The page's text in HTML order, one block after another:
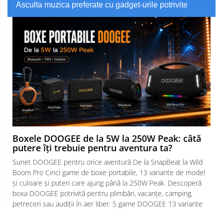
Asculta muzica preferate cu gadget-urile potrivite
Boxele DOOGEE de la 5W la 250W Peak: câtă
putere îți trebuie pentru aventura ta?
Sunet DOOGEE pentru orice aventură De la SnapBeat la Wild
Boom Pro Cinci game de boxe portabile, 13 variante de model
și culoare și puteri care ajung până la 250W Peak. Descoperă
boxa DOOGEE potrivită pentru plimbări, vacanțe, camping,
petreceri sau audiții în aer liber. 5 game DOOGEE 13 variante